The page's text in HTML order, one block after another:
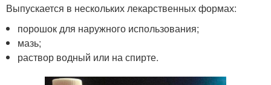
Выпускается в нескольких лекарственных формах:
порошок для наружного использования;
мазь;
раствор водный или на спирте.